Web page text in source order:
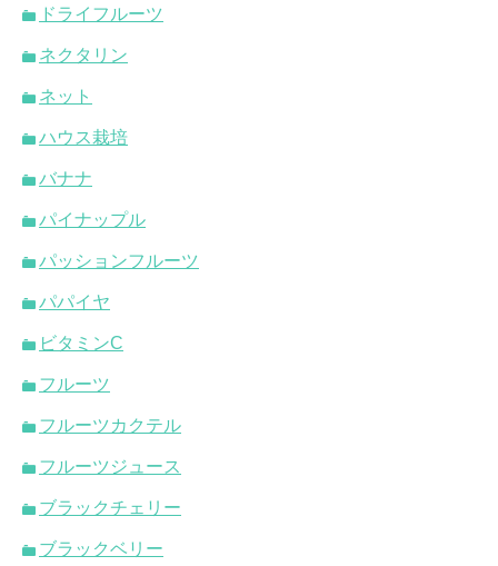
ドライフルーツ
ネクタリン
ネット
ハウス栽培
バナナ
パイナップル
パッションフルーツ
パパイヤ
ビタミンC
フルーツ
フルーツカクテル
フルーツジュース
ブラックチェリー
ブラックベリー